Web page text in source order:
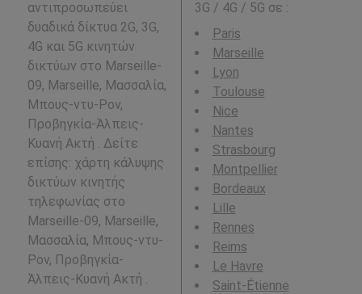
αντιπροσωπεύει
δυαδικά δίκτυα 2G, 3G,
4G και 5G κινητών
δικτύων στο Marseille-
09, Marseille, Μασσαλία,
Μπους-ντυ-Ρον,
Προβηγκία-Άλπεις-
Κυανή Ακτή . Δείτε
επίσης: χάρτη κάλυψης
δικτύων κινητής
τηλεφωνίας στο
Marseille-09, Marseille,
Μασσαλία, Μπους-ντυ-
Ρον, Προβηγκία-
Άλπεις-Κυανή Ακτή .
3G / 4G / 5G σε :
Paris
Marseille
Lyon
Toulouse
Nice
Nantes
Strasbourg
Montpellier
Bordeaux
Lille
Rennes
Reims
Le Havre
Saint-Étienne